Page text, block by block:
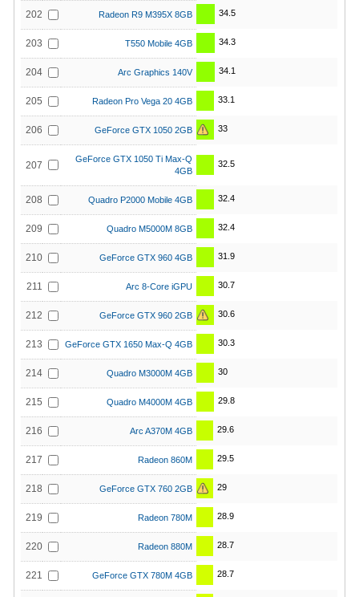
202 Radeon R9 M395X 8GB 34.5
203 T550 Mobile 4GB 34.3
204 Arc Graphics 140V 34.1
205 Radeon Pro Vega 20 4GB 33.1
206 GeForce GTX 1050 2GB 33
207
GeForce GTX 1050 Ti Max-Q
4GB
32.5
208 Quadro P2000 Mobile 4GB 32.4
209 Quadro M5000M 8GB 32.4
210 GeForce GTX 960 4GB 31.9
211 Arc 8-Core iGPU 30.7
212 GeForce GTX 960 2GB 30.6
213 GeForce GTX 1650 Max-Q 4GB 30.3
214 Quadro M3000M 4GB 30
215 Quadro M4000M 4GB 29.8
216 Arc A370M 4GB 29.6
217 Radeon 860M 29.5
218 GeForce GTX 760 2GB 29
219 Radeon 780M 28.9
220 Radeon 880M 28.7
221 GeForce GTX 780M 4GB 28.7